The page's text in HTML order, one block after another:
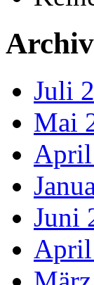
Archiv
Juli
Mai
Juni